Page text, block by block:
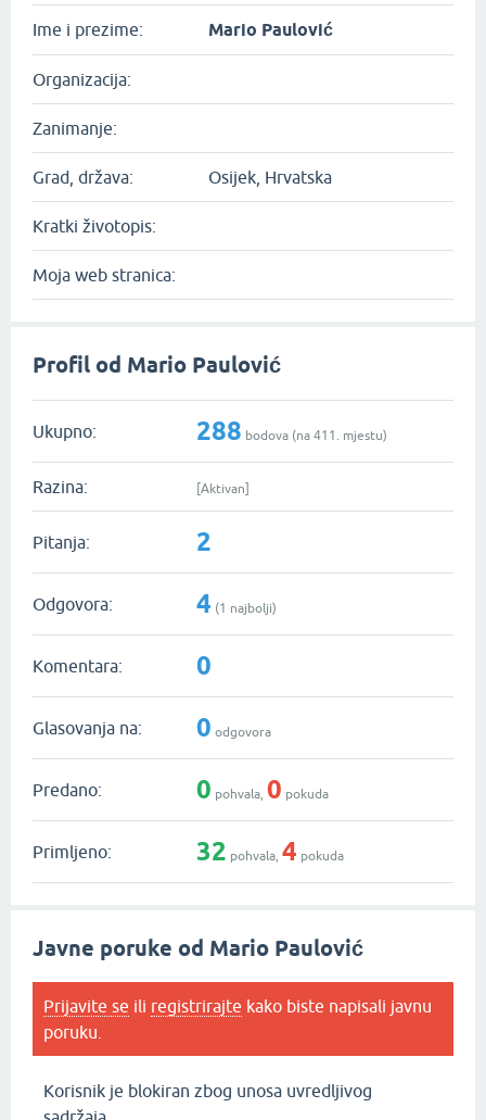
Ime i prezime: Mario Paulović
Organizacija:
Zanimanje:
Grad, država: Osijek, Hrvatska
Kratki životopis:
Moja web stranica:
Profil od Mario Paulović
Ukupno: 288 bodova (na 411 . mjestu)
Razina: [Aktivan]
Pitanja: 2
Odgovora: 4 (1 najbolji)
Komentara: 0
Glasovanja na: 0 odgovora
Predano: 0 pohvala, 0 pokuda
Primljeno: 32 pohvala, 4 pokuda
Javne poruke od Mario Paulović
Prijavite se ili registrirajte kako biste napisali javnu
poruku.
Korisnik je blokiran zbog unosa uvredljivog